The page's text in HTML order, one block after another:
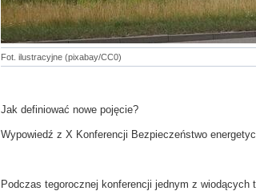
Fot. ilustracyjne (pixabay/CC0)
Jak definiować nowe pojęcie?
Wypowiedź z X Konferencji Bezpieczeństwo
Podczas tegorocznej konferencji jednym z wiodących